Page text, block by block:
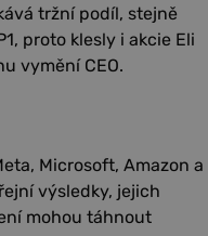
tržní podíl, stejně
proto klesly i akcie Eli
vymění CEO.
Microsoft, Amazon a
výsledky, jejich
mohou táhnout